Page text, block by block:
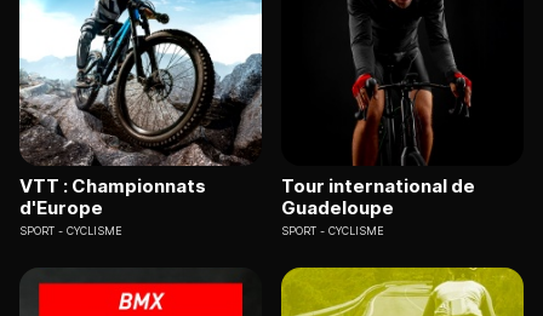
VTT : Championnats
d'Europe
SPORT CYCLISME
Tour international de
Guadeloupe
SPORT CYCLISME